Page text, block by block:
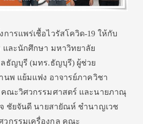
การแพร่เชื้อไวรัสโควิด-19 ให้กับ
ละนักศึกษา มหาวิทยาลัย
ธัญบุรี (มทร.ธัญบุรี) ผู้ช่วย
นพ แย้มแฟง อาจารย์ภาควิชา
คณะวิศวกรรมศาสตร์ และนายภาณุ
ชัยจันดี นายสายัณห์ ชำนาญเวช
กรรมเครื่องกล คณะ